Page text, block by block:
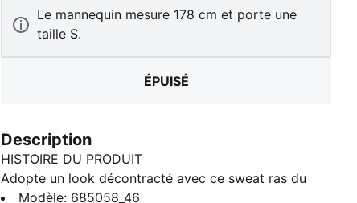
Le mannequin mesure 178 cm et porte une
taille S.
ÉPUISÉ
Description
HISTOIRE DU PRODUIT
Adopte un look décontracté avec ce sweat ras du
cou PUMA. Orné de l’emblématique logo PUMA Cat
Modèle: 685058_46